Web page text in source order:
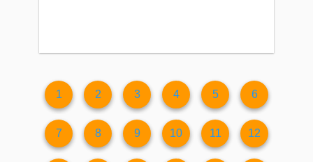
1 2 3 4 5 6
7 8 9 10 11 12